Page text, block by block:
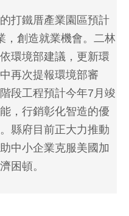
打鐵厝產業園區預計
，創造就業機會。二林
環境部建議，更新環
再次提報環境部審
段工程預計今年7月竣
，行銷彰化智造的優
縣府目前正大力推動
中小企業克服美國加
困頓。